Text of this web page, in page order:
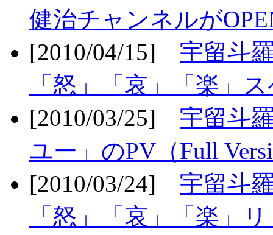
健治チャンネルが
[2010/04/15] 宇留斗
「怒」「哀」「楽」
[2010/03/25] 宇留斗
ユー」のPV（Full
[2010/03/24] 宇留斗
「怒」「哀」「楽」